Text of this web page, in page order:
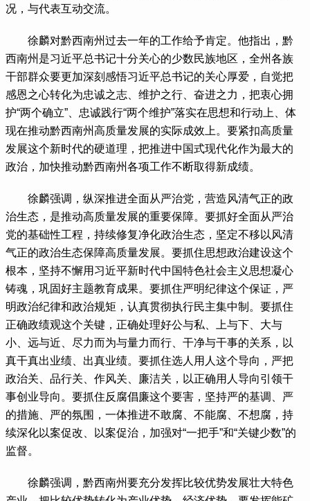
况，与代表互动交流。
徐麟对黔西南州过去一年的工作给予肯定。他指出，黔
西南州是习近平总书记十分关心的少数民族地区，全州各族
干部群众要更加深刻感悟习近平总书记的关心厚爱，自觉把
感恩之心转化为忠诚之志、维护之行、奋进之力，把衷心拥
护“两个确立”、忠诚践行“两个维护”落实在思想和行动上、体
现在推动黔西南州高质量发展的实际成效上。要紧扣高质量
发展这个新时代的硬道理，把推进中国式现代化作为最大的
政治，加快推动黔西南州各项工作不断取得新成绩。
徐麟强调，纵深推进全面从严治党，营造风清气正的政
治生态，是推动高质量发展的重要保障。要抓好全面从严治
党的基础性工程，持续修复净化政治生态，坚定不移以风清
气正的政治生态保障高质量发展。要抓住思想政治建设这个
根本，坚持不懈用习近平新时代中国特色社会主义思想凝心
铸魂，巩固好主题教育成果。要抓住严明纪律这个保证，严
明政治纪律和政治规矩，认真贯彻执行民主集中制。要抓住
正确政绩观这个关键，正确处理好公与私、上与下、大与
小、远与近、尽力而为与量力而行、干净与干事的关系，以
真干真出业绩、出真业绩。要抓住选人用人这个导向，严把
政治关、品行关、作风关、廉洁关，以正确用人导向引领干
事创业导向。要抓住反腐倡廉这个要害，坚持严的基调、严
的措施、严的氛围，一体推进不敢腐、不能腐、不想腐，持
续深化以案促改、以案促治，加强对“一把手”和“关键少数”的
监督。
徐麟强调，黔西南州要充分发挥比较优势发展壮大特色